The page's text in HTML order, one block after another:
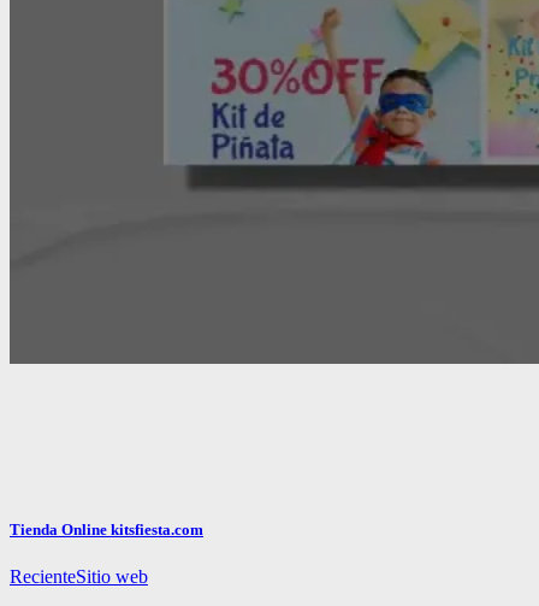
Tienda Online kitsfiesta.com
RecienteSitio web